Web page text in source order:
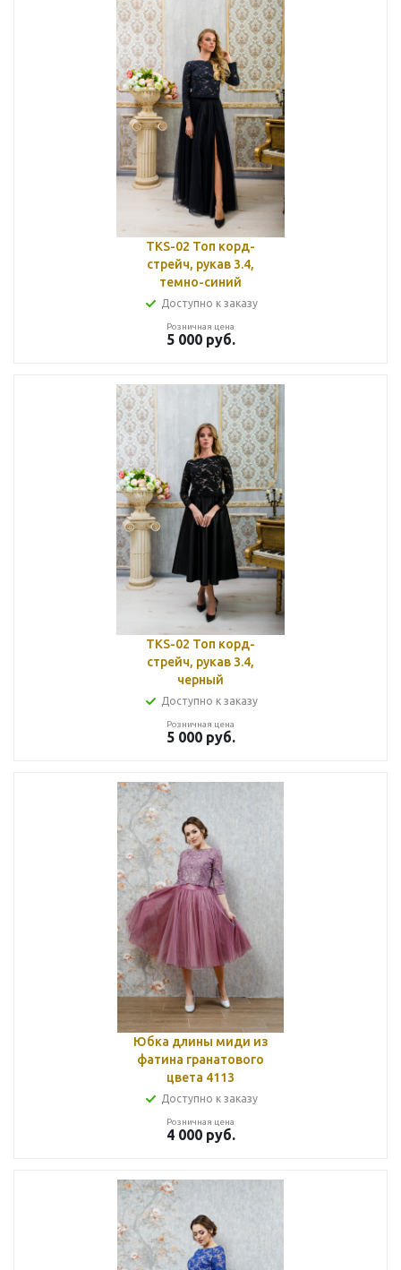
TKS-02 Топ корд-
стрейч, рукав 3.4,
темно-синий
Доступно к заказу
Розничная цена
5 000руб.
TKS-02 Топ корд-
стрейч, рукав 3.4,
черный
Доступно к заказу
Розничная цена
5 000руб.
Юбка длины миди из
фатина гранатового
цвета 4113
Доступно к заказу
Розничная цена
4 000руб.